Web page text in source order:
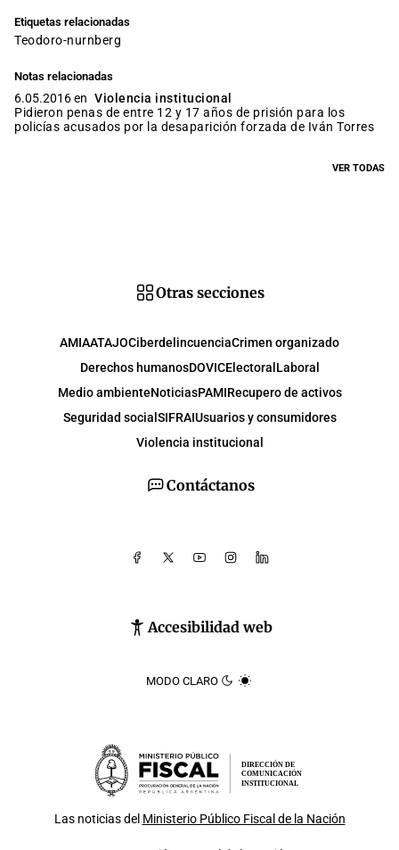
Etiquetas relacionadas
teodoro-nurnberg
Notas relacionadas
6.05.2016 en Violencia institucional
Pidieron penas de entre 12 y 17 años de prisión para los
policías acusados por la desaparición forzada de Iván Torres
VER TODAS
Contáctanos
Accesibilidad web
MODO CLARO
Otras secciones
AMIAATAJOCiberdelincuenciaCrimen organizado
Derechos humanosDOVICElectoral Laboral
Medio ambienteNoticiasPAMIRecupero de activos
Seguridad social SIFRAIUsuarios y consumidores
Violencia institucional
DIRECCIÓN DE
COMUNICACIÓN
INSTITUCIONAL
Las noticias del Ministerio Público Fiscal de la Nación